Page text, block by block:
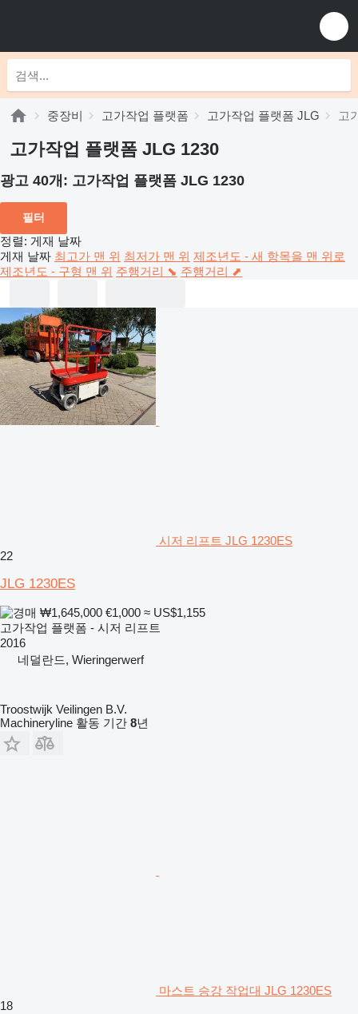
중장비 고가작업 플랫폼 고가작업 플랫폼 JLG 고
고가작업 플랫폼 JLG 1230
광고 40개: 고가작업 플랫폼 JLG 1230
필터
정렬: 게재 날짜
게재 날짜 최고가 맨 위 최저가 맨 위 제조년도 - 새 항목을 맨 위로
제조년도 - 구형 맨 위 주행거리 ⬊ 주행거리 ⬈
시저 리프트 JLG 1230ES
22
JLG 1230ES
₩1,645,000 €1,000 ≈ US$1,155
고가작업 플랫폼 - 시저 리프트
2016
네덜란드, Wieringerwerf
Troostwijk Veilingen B.V.
Machineryline 활동 기간 8년
마스트 승강 작업대 JLG 1230ES
18